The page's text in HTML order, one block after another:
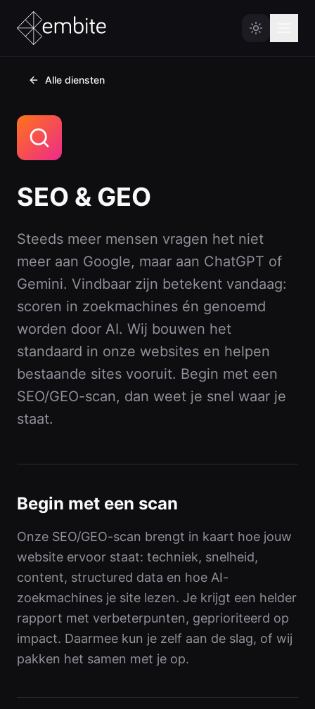
Home
Diensten
Websites
Voor kleine én grote bedrijven
Maatwerk Software
Past bij jouw processen
AI
Praktisch en betrouwbaar
Hosting & Onderhoud
Zorgeloos online
Cases
Blog
Contact
Alle diensten
SEO & GEO
Steeds meer mensen vragen het niet
meer aan Google, maar aan ChatGPT of
Gemini. Vindbaar zijn betekent vandaag:
scoren in zoekmachines én genoemd
worden door AI. Wij bouwen het
standaard in onze websites en helpen
bestaande sites vooruit. Begin met een
SEO/GEO-scan, dan weet je snel waar je
staat.
Begin met een scan
Onze SEO/GEO-scan brengt in kaart hoe jouw
website ervoor staat: techniek, snelheid,
content, structured data en hoe AI-
zoekmachines je site lezen. Je krijgt een helder
rapport met verbeterpunten, geprioriteerd op
impact. Daarmee kun je zelf aan de slag, of wij
pakken het samen met je op.